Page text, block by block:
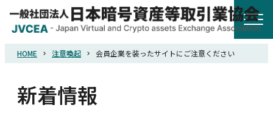
HOME
協会概要
HOME 注意喚起 会員企業を装ったサイトにご注意ください
新着情報